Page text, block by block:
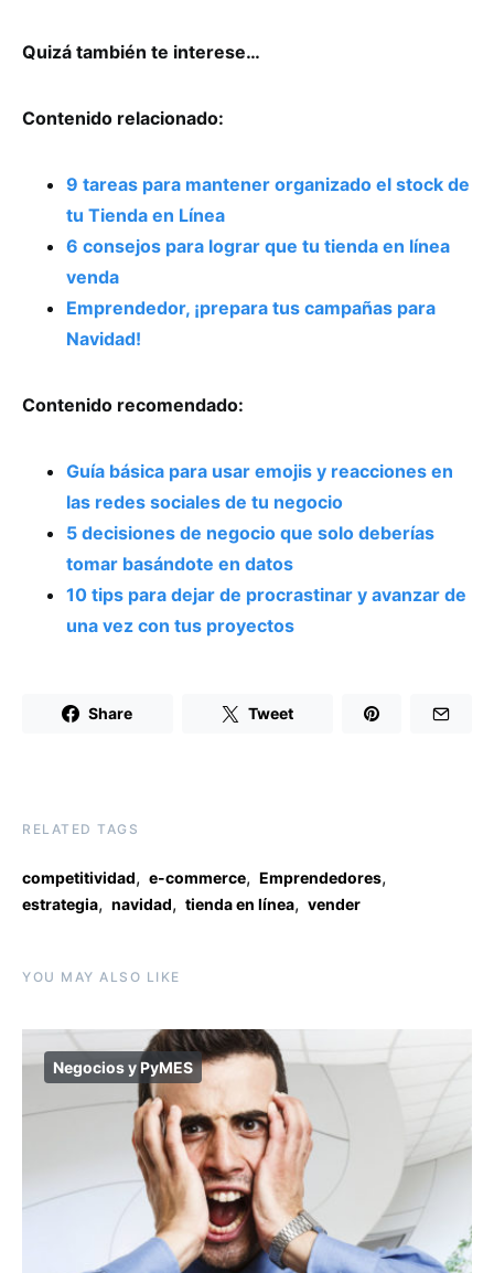
Quizá también te interese…
Contenido relacionado:
9 tareas para mantener organizado el stock de
tu Tienda en Línea
6 consejos para lograr que tu tienda en línea
venda
Emprendedor, ¡prepara tus campañas para
Navidad!
Contenido recomendado:
Guía básica para usar emojis y reacciones en
las redes sociales de tu negocio
5 decisiones de negocio que solo deberías
tomar basándote en datos
10 tips para dejar de procrastinar y avanzar de
una vez con tus proyectos
Share Tweet
RELATED TAGS
competitividad, e-commerce, Emprendedores,
estrategia, navidad, tienda en línea, vender
YOU MAY ALSO LIKE
Negocios y PyMES